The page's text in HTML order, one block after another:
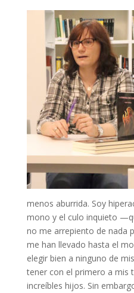
menos aburrida. Soy
mono y el culo inquieto
no me arrepiento de nada
me han llevado hasta el
elegir bien a ninguno de
tener con el primero a mis
increíbles hijos. Sin